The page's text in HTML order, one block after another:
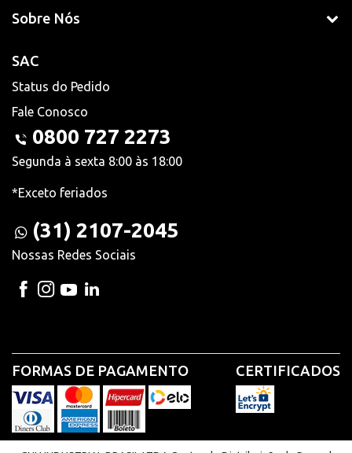
Sobre Nós
SAC
Status do Pedido
Fale Conosco
0800 727 2273
Segunda à sexta 8:00 às 18:00
*Exceto feriados
(31) 2107-2045
Nossas Redes Sociais
FORMAS DE PAGAMENTO CERTIFICADOS